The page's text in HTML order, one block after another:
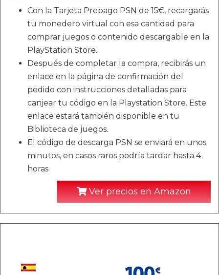
Con la Tarjeta Prepago PSN de 15€, recargarás
tu monedero virtual con esa cantidad para
comprar juegos o contenido descargable en la
PlayStation Store.
Después de completar la compra, recibirás un
enlace en la página de confirmación del
pedido con instrucciones detalladas para
canjear tu código en la Playstation Store. Este
enlace estará también disponible en tu
Biblioteca de juegos.
El código de descarga PSN se enviará en unos
minutos, en casos raros podría tardar hasta 4
horas
Ver precios en Amazon